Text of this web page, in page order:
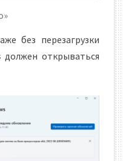
без перезагрузки
должен открываться